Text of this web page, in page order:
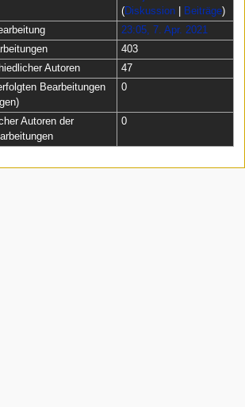
(Diskussion| Beiträge)
23:05, 7. Apr. 2021
403
Autoren
47
Bearbeitungen
0
Autoren der
0